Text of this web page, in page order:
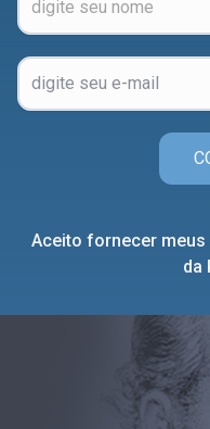
Aceito fornecer
da